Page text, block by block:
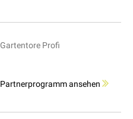
Gartentore Profi
Partnerprogramm ansehen